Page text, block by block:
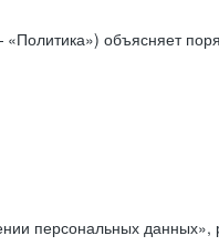
объясняет
персональных данных»,